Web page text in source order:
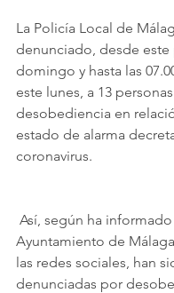
La Policía Local de
denunciado, desde este
domingo y hasta las
este lunes, a 13
desobediencia en
estado de alarma
coronavirus.
Ayuntamiento de
las redes sociales, han
denunciadas por